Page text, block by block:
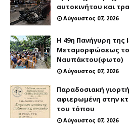
αυτοκινήτου και
Αύγουστος 07, 2026
Η 49η Πανήγυρη της
Μεταμορφώσεως
Ναυπάκτου(φωτο)
Αύγουστος 07, 2026
Παραδοσιακή
αφιερωμένη στην
του τόπου
Αύγουστος 07, 2026